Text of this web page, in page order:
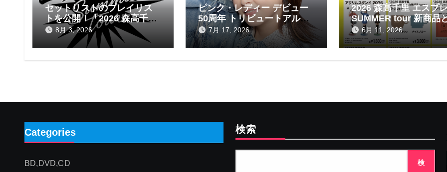
ン セットリストのプレイリス
トを公開！「2026 森高千里
エスプレッソ SUMMER
tour」
8月 3, 2026
ピンク・レディー デビュー
50周年 トリビュートアルバ
ム7月 17, 2026
2026 森高千里 エスプ
SUMMER tour 新商品
信販売のお知らせ！
6月 11, 2026
Categories
BD,DVD,CD
検索
検